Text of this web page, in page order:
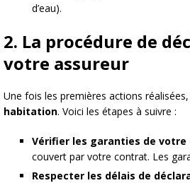
d’eau).
2. La procédure de
votre assureur
Une fois les premières actions
habitation. Voici les étapes à suivre :
Vérifier les garanties de votre
couvert par votre contrat. Les
Respecter les délais de